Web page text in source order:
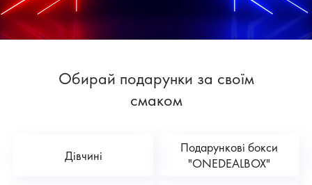
Обирай подарунки за своїм
смаком
Дівчині
Подарункові бокси
"ONEDEALBOX"